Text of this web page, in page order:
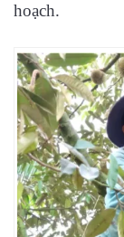
hoạch.